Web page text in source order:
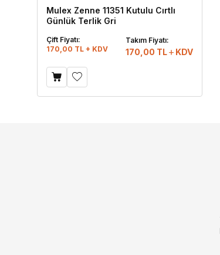
Mulex Zenne 11351 Kutulu Cırtlı
Günlük Terlik Gri
Çift Fiyatı:
170,00 TL + KDV
Takım Fiyatı:
170,00 TL KDV